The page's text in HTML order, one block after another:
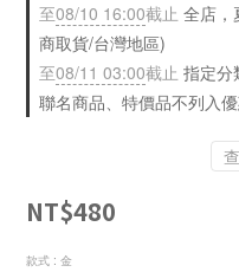
至08/10 16:00截止 全店，
商取貨/台灣地區)
至08/11 03:00截止 指定分
聯名商品、特價品不列入
NT$480
款式 : 金